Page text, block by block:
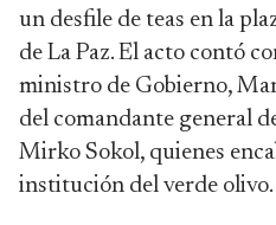
un desfile de teas en la
de La Paz. El acto contó
ministro de Gobierno,
del comandante general
Mirko Sokol, quienes
institución del verde olivo.